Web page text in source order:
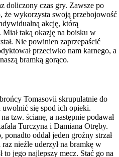
doliczony czas gry. Zawsze po
że wykorzysta swoją przebojowość
akcję, którą
taką okazję na boisku w
Nie powinien zaprzepaścić
przeciwko nam karnego, a
bramką gorąco.
Tomasovii skrupulatnie do
się spod ich opieki.
tzw. ścianę, a następnie podawał
Turczyna i Damiana Otręby.
oddał jeden groźny strzał
nieźle uderzył na bramkę w
to jego najlepszy mecz. Stać go na